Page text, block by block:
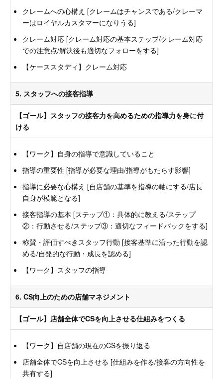
クレームへの心構え [クレームはチャンスである/クレーマ
ーはロイヤルカスタマーになりうる]
クレーム対応 [クレーム対応の基本ステップ/クレーム対応
での注意点/解決後も適切なフォローをする]
【ケーススタディ】クレーム対応
5. スタッフへの接客指導
【ゴール】スタッフの接客力を高めるための指導力を身に付
ける
【ワーク】自身の指導で意識していること
指導の重要性 [指導が必要な理由/指導がもたらす影響]
指導に必要な心構え [自店舗の基準を指導の軸にする/店長
自身が模範となる]
接客指導の基本 [ステップ①：具体的に教える/ステップ
②：行動させる/ステップ③：適切なフィードバックをする]
称賛・評価すべきスタッフ行動 [接客基準に沿った行動を認
める/自発的な行動・成長を認める]
【ワーク】スタッフの指導
6. CS向上のための店舗マネジメント
【ゴール】店舗全体でCSを向上させる仕組みをつくる
【ワーク】自店舗の現在のCSを振り返る
店舗全体でCSを向上させる [仕組みを作る/接客の方向性を
共有する]